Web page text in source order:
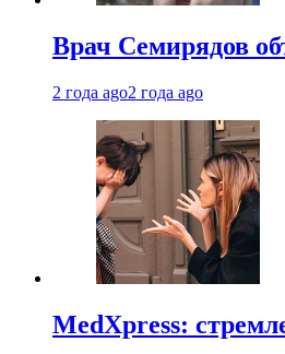
Врач Семирядов
2 года ago2 года ago
MedXpress: